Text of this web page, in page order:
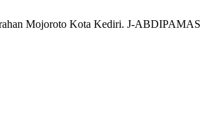
Mojoroto Kota Kediri. J-ABDIPAMAS